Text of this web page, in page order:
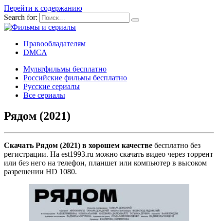
Перейти к содержанию
Search for:
Правообладателям
DMCA
Мультфильмы бесплатно
Российские фильмы бесплатно
Русские сериалы
Все сериалы
Рядом (2021)
Скачать Рядом (2021) в хорошем качестве бесплатно без
регистрации. На est1993.ru можно скачать видео через торрент
или без него на телефон, планшет или компьютер в высоком
разрешении HD 1080.